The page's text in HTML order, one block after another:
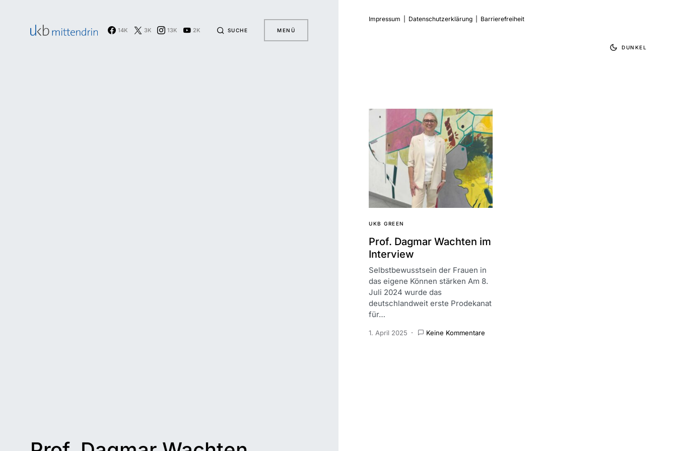
14K 3K 13K 2K SUCHE MENÜ
Impressum Datenschutzerklärung Barrierefreiheit
DUNKEL
UKB GREEN
Prof. Dagmar Wachten im
Interview
Selbstbewusstsein der Frauen in
das eigene Können stärken Am 8.
Juli 2024 wurde das
deutschlandweit erste Prodekanat
für…
1. April 2025 Keine Kommentare